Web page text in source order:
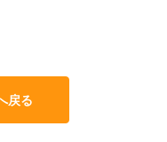
戻る